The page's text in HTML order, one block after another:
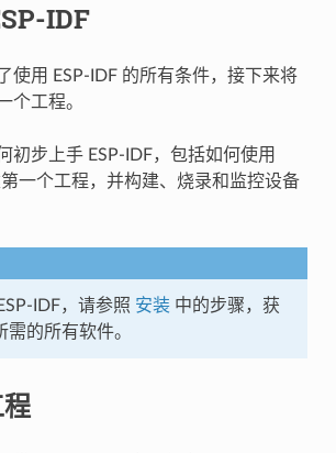
IDF
使用 ESP-IDF 的所有条件，接下来将
个工程。
初步上手 ESP-IDF，包括如何使用
第一个工程，并构建、烧录和监控设备
IDF，请参照 安装中的步骤，获
的所有软件。